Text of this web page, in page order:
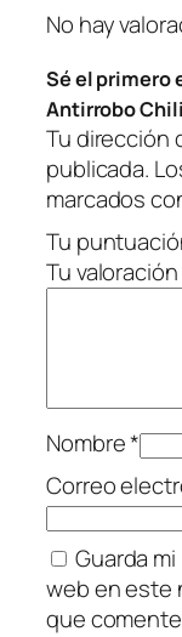
C
i
l
c
a
n
t
i
No hay
Sé el primero
Antirrobo
Tu dirección
publicada.
marcados
Tu
Tu valoración
Nombre*
Correo
Guarda
web en este
que